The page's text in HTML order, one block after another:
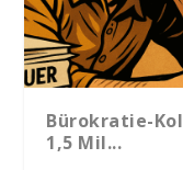
Bürokratie-
1,5 Mil...